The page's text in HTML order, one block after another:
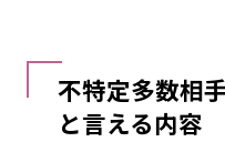
不特定多数相
と言える内容